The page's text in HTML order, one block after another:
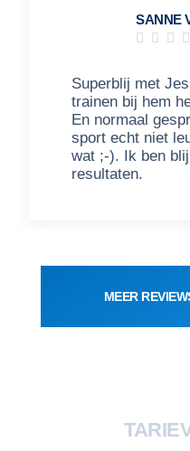
SANNE
   
Superblij met
trainen bij hem
En normaal
sport echt niet
wat ;-). Ik ben
resultaten.
MEER